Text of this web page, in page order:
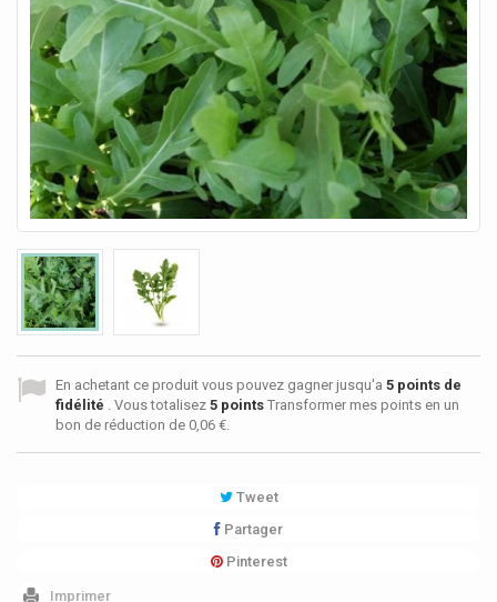
En achetant ce produit vous pouvez gagner jusqu'a 5 points de
fidélité . Vous totalisez 5 points Transformer mes points en un
bon de réduction de 0,06 €.
Tweet
Partager
Pinterest
Imprimer